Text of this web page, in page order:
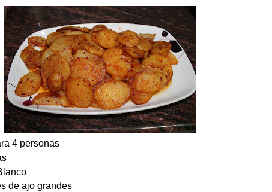
4 personas
ajo grandes